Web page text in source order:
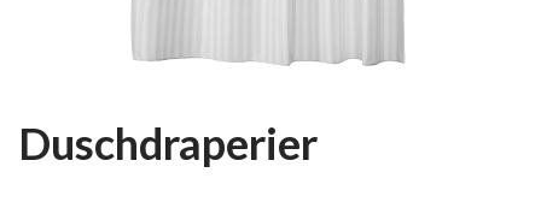
Duschdraperier